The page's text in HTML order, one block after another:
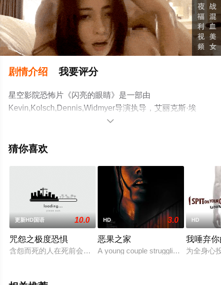
剧情介绍 我要评分
星空影院恐怖片《闪亮的眼睛》是一部由
Kevin,Kolsch,Dennis,Widmyer导演执导，艾丽克斯·埃
索,Amanda,Fuller,诺阿·西甘等演员精彩演绎的美国电影，
网，更多相关信息可移步至豆瓣电影、电视猫或剧情网等

猜你喜欢
更新HD国语 10.0
咒怨之极度恐惧
含怨而死的人在死前会立下诅咒，在其生前的居所积聚冲天怨
HD 3.0
恶果之家
A young couple struggling to stay
HD
我唾弃
为全身心